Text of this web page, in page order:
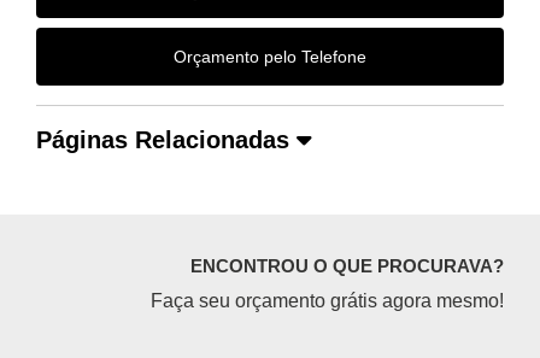
Orçamento pelo Telefone
Páginas Relacionadas
ENCONTROU O QUE PROCURAVA?
Faça seu orçamento grátis agora mesmo!